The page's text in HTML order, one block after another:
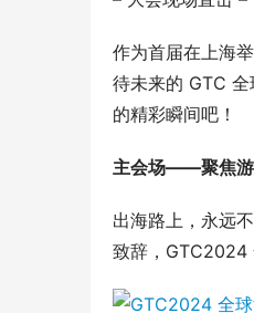
作为首届在上海
待未来的 GTC
的精彩瞬间吧！
主会场——聚焦游
出海路上，永远
致辞，GTC2024